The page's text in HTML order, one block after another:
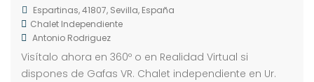
Espartinas, 41807, Sevilla, España
Chalet Independiente
Antonio Rodriguez
Visítalo ahora en 360º o en Realidad Virtual si
dispones de Gafas VR. Chalet independiente en Ur.